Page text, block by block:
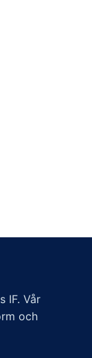
IF. Vår
och